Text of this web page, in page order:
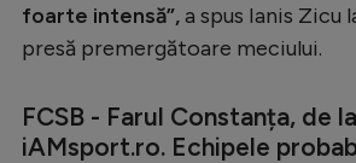
foarte intensă”,a spus Ianis Zicu
presă premergătoare meciului.
FCSB - Farul Constanța, de
iAMsport.ro. Echipele